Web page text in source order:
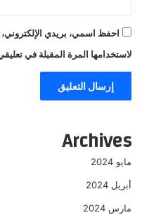
احفظ اسمي، بريدي
لاستخدامها المرة المقبلة في
Archives
مايو 2024
أبريل 2024
مارس 2024